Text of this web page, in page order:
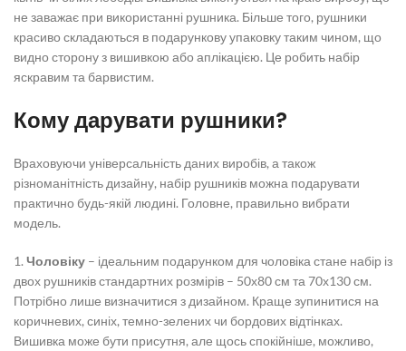
не заважає при використанні рушника. Більше того, рушники
красиво складаються в подарункову упаковку таким чином, що
видно сторону з вишивкою або аплікацією. Це робить набір
яскравим та барвистим.
Кому дарувати рушники?
Враховуючи універсальність даних виробів, а також
різноманітність дизайну, набір рушників можна подарувати
практично будь-якій людині. Головне, правильно вибрати
модель.
1. Чоловіку – ідеальним подарунком для чоловіка стане набір із
двох рушників стандартних розмірів – 50х80 см та 70х130 см.
Потрібно лише визначитися з дизайном. Краще зупинитися на
коричневих, синіх, темно-зелених чи бордових відтінках.
Вишивка може бути присутня, але щось спокійніше, можливо,